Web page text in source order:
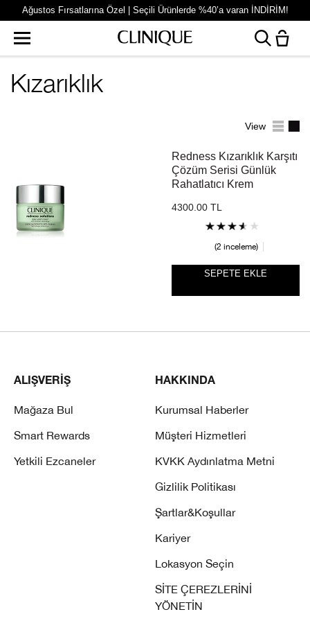
Ağustos Fırsatlarına Özel | Seçili Ürünlerde %40’a varan İNDİRİM!
Kızarıklık
View
Redness Kızarıklık Karşıtı
Çözüm Serisi Günlük
Rahatlatıcı Krem
4300.00 TL
2 inceleme
SEPETE EKLE
ALIŞVERİŞ
Mağaza Bul
Smart Rewards
Yetkili Ezcaneler
HAKKINDA
Kurumsal Haberler
Müşteri Hizmetleri
KVKK Aydınlatma Metni
Gizlilik Politikası
Şartlar&Koşullar
Kariyer
Lokasyon Seçin
SİTE ÇEREZLERİNİ
YÖNETİN